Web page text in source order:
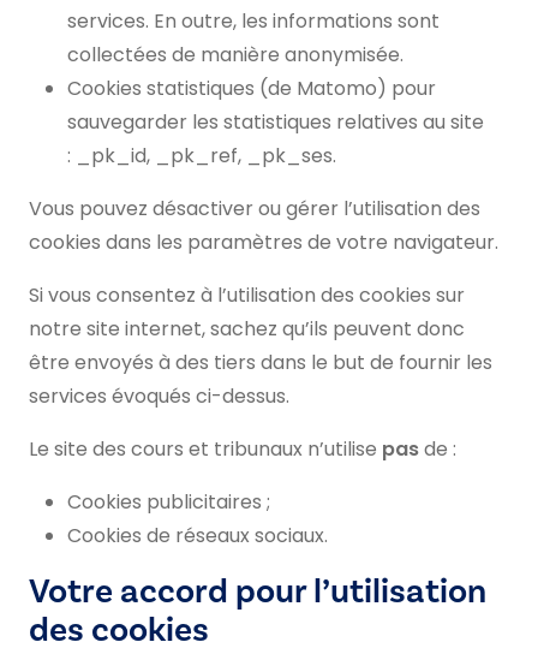
services. En outre, les informations sont
collectées de manière anonymisée.
Cookies statistiques (de Matomo) pour
sauvegarder les statistiques relatives au site
: _pk_id, _pk_ref, _pk_ses.
Vous pouvez désactiver ou gérer l’utilisation des
cookies dans les paramètres de votre navigateur.
Si vous consentez à l’utilisation des cookies sur
notre site internet, sachez qu’ils peuvent donc
être envoyés à des tiers dans le but de fournir les
services évoqués ci-dessus.
Le site des cours et tribunaux n’utilise pasde :
Cookies publicitaires ;
Cookies de réseaux sociaux.
Votre accord pour l’utilisation
des cookies